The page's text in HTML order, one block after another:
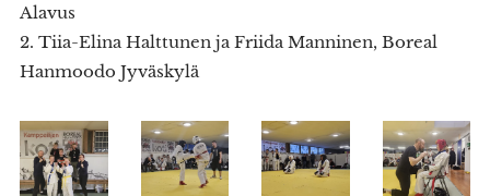
Alavus
2. Tiia-Elina Halttunen ja Friida Manninen, Boreal
Hanmoodo Jyväskylä